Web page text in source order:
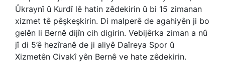
Ûkraynî û Kurdî lê hatin zêdekirin û bi 15 zimanan
xizmet tê pêşkeşkirin. Di malperê de agahiyên ji bo
gelên li Bernê dijîn cih digirin. Vebijêrka ziman a nû
jî di 5’ê hezîranê de ji aliyê Daîreya Spor û
Xizmetên Civakî yên Bernê ve hate zêdekirin.